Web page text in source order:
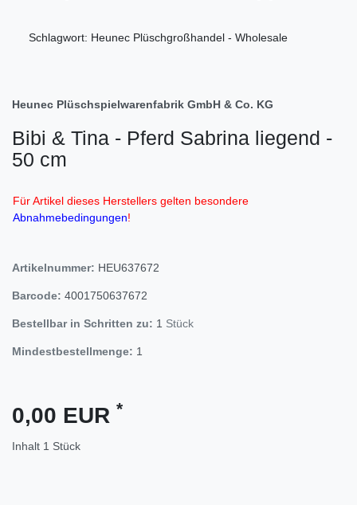
Schlagwort: Heunec Plüschgroßhandel - Wholesale
Heunec Plüschspielwarenfabrik GmbH & Co. KG
Bibi & Tina - Pferd Sabrina liegend -
50 cm
Für Artikel dieses Herstellers gelten besondere
Abnahmebedingungen!
Artikelnummer: HEU637672
Barcode: 4001750637672
Bestellbar in Schritten zu: 1 Stück
Mindestbestellmenge: 1
0,00 EUR *
Inhalt 1 Stück